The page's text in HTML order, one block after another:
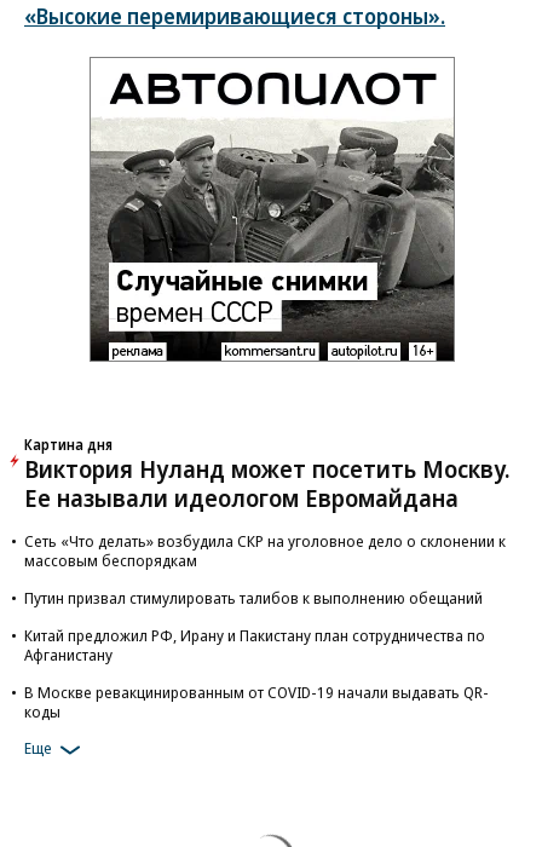
«Высокие перемиривающиеся стороны».
Картина дня
Виктория Нуланд может посетить Москву.
Ее называли идеологом Евромайдана
Сеть «Что делать» возбудила СКР на уголовное дело о склонении к
массовым беспорядкам
Путин призвал стимулировать талибов к выполнению обещаний
Китай предложил РФ, Ирану и Пакистану план сотрудничества по
Афганистану
В Москве ревакцинированным от COVID-19 начали выдавать QR-
коды
Еще